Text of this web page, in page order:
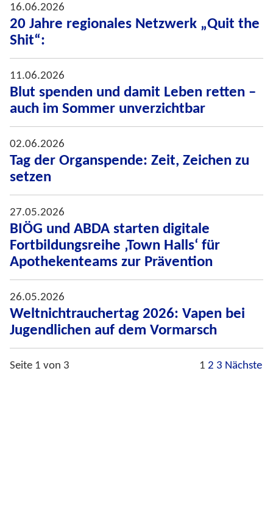
16.06.2026
20 Jahre regionales Netzwerk „Quit the
Shit“:
11.06.2026
Blut spenden und damit Leben retten –
auch im Sommer unverzichtbar
02.06.2026
Tag der Organspende: Zeit, Zeichen zu
setzen
27.05.2026
BIÖG und ABDA starten digitale
Fortbildungsreihe ‚Town Halls‘ für
Apothekenteams zur Prävention
26.05.2026
Weltnichtrauchertag 2026: Vapen bei
Jugendlichen auf dem Vormarsch
Seite 1 von 3 1 2 3 Nächste